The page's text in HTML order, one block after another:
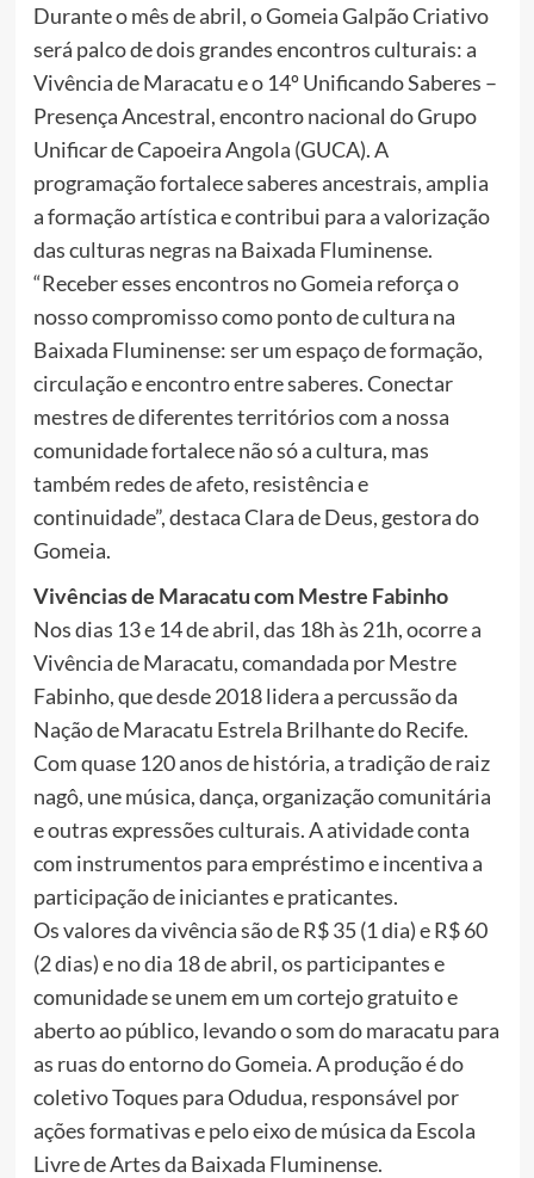
Durante o mês de abril, o Gomeia Galpão Criativo
será palco de dois grandes encontros culturais: a
Vivência de Maracatu e o 14º Unificando Saberes –
Presença Ancestral, encontro nacional do Grupo
Unificar de Capoeira Angola (GUCA). A
programação fortalece saberes ancestrais, amplia
a formação artística e contribui para a valorização
das culturas negras na Baixada Fluminense.
“Receber esses encontros no Gomeia reforça o
nosso compromisso como ponto de cultura na
Baixada Fluminense: ser um espaço de formação,
circulação e encontro entre saberes. Conectar
mestres de diferentes territórios com a nossa
comunidade fortalece não só a cultura, mas
também redes de afeto, resistência e
continuidade”, destaca Clara de Deus, gestora do
Gomeia.
Vivências de Maracatu com Mestre Fabinho
Nos dias 13 e 14 de abril, das 18h às 21h, ocorre a
Vivência de Maracatu, comandada por Mestre
Fabinho, que desde 2018 lidera a percussão da
Nação de Maracatu Estrela Brilhante do Recife.
Com quase 120 anos de história, a tradição de raiz
nagô, une música, dança, organização comunitária
e outras expressões culturais. A atividade conta
com instrumentos para empréstimo e incentiva a
participação de iniciantes e praticantes.
Os valores da vivência são de R$ 35 (1 dia) e R$ 60
(2 dias) e no dia 18 de abril, os participantes e
comunidade se unem em um cortejo gratuito e
aberto ao público, levando o som do maracatu para
as ruas do entorno do Gomeia. A produção é do
coletivo Toques para Odudua, responsável por
ações formativas e pelo eixo de música da Escola
Livre de Artes da Baixada Fluminense.